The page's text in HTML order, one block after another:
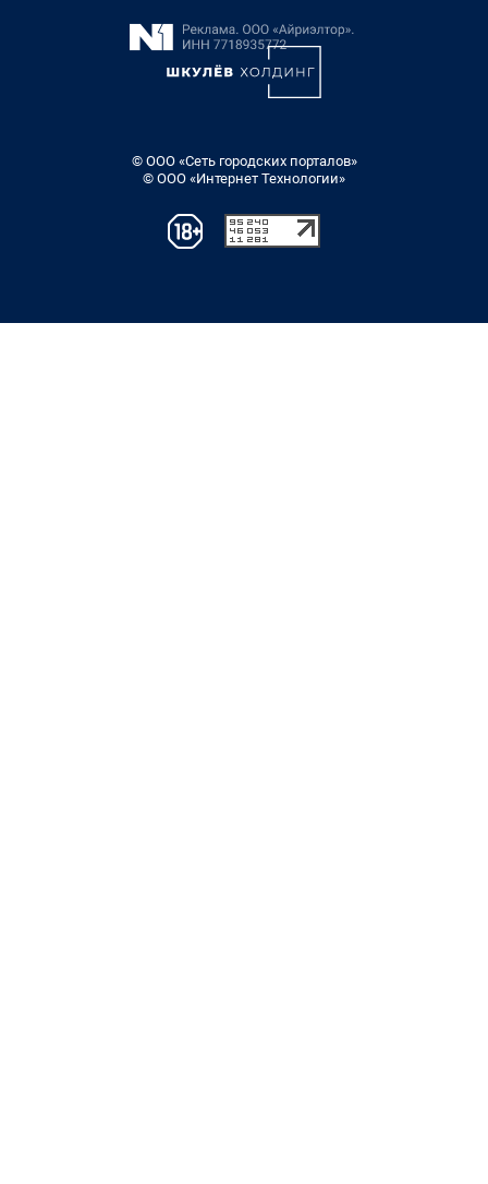
© ООО «Сеть городских порталов»
© ООО «Интернет Технологии»